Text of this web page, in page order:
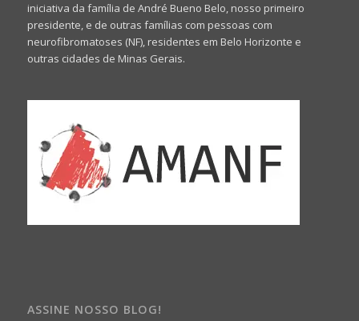
iniciativa da família de André Bueno Belo, nosso primeiro
presidente, e de outras famílias com pessoas com
neurofibromatoses (NF), residentes em Belo Horizonte e
outras cidades de Minas Gerais.
ASSINE NOSSO BLOG!